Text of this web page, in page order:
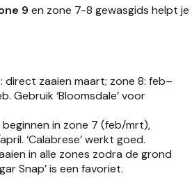
9 en zone 7-8 gewasgids helpt je
direct zaaien maart; zone 8: feb–
Gebruik ‘Bloomsdale’ voor
beginnen in zone 7 (feb/mrt),
‘Calabrese’ werkt goed.
in alle zones zodra de grond
Snap’ is een favoriet.